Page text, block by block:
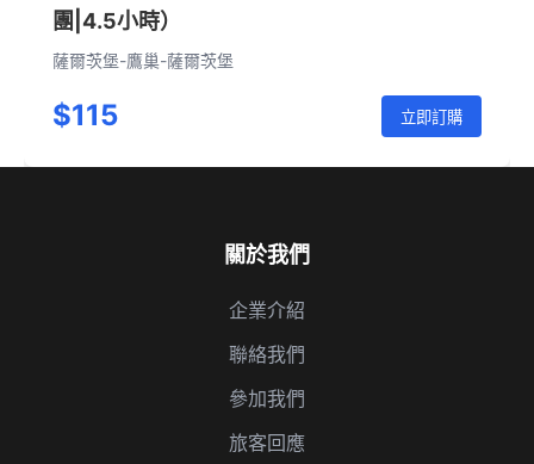
團|4.5小時）
薩爾茨堡-鷹巢-薩爾茨堡
$115 立即訂購
關於我們
企業介紹
聯絡我們
參加我們
旅客回應